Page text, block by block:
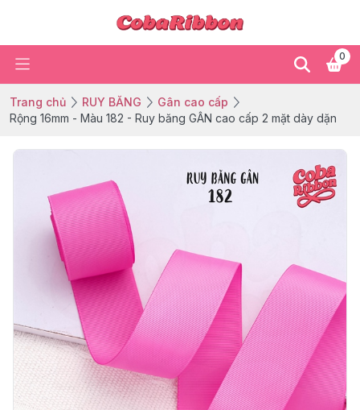
0
Trang chủ RUY BĂNG
Gân cao cấp
Rộng 16mm - Màu 182 - Ruy băng GÂN cao cấp 2 mặt dày dặn